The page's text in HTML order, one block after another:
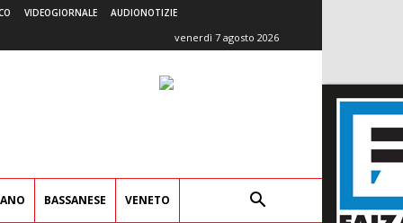
VIDEOGIORNALE AUDIONOTIZIE
venerdì 7 agosto 2026
BASSANESE VENETO